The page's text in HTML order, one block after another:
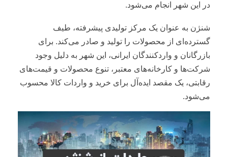
در این شهر انجام می‌شود.
شنژن به عنوان یک مرکز تولیدی پیشرفته، طیف
گسترده‌ای از محصولات را تولید و صادر می‌کند. برای
بازرگانان و واردکنندگان ایرانی، این شهر به دلیل وجود
شرکت‌ها و کارخانه‌های معتبر، تنوع محصولات و قیمت‌های
رقابتی، یک مقصد ایده‌آل برای خرید و واردات کالا محسوب
می‌شود.